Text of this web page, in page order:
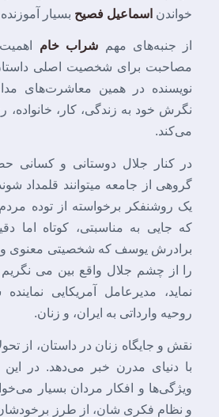
خواندن اسماعیل فصیح بسیار
از جنبه‌های مهم شراب خام
مصاحبت برای شخصیت اصلی
نویسنده در همین معاشرت‌های
نگرش خود به زندگی، کار، خانواده،
می‌کند.
در کنار جلال دوستانی و کسانی
گروهی از جامعه میتوانند قلمداد
یک روشنفکر برخواسته از توده
که جایی به مناسبتی، کوتاه
برادرش یوسف که شخصیتی معنوی و
را از چشم جلال واقع بین می
نماید، مدیرعامل آمریکایی
روحیه وارداتی به ایران، و زنان.
نقش و جایگاه زنان در داستان، از
با دنیای مدرن خبر می‌دهد. در
ویژگی‌ها و افکار مردان بسیار
و نظام فکری شان، از طرز برخودشان